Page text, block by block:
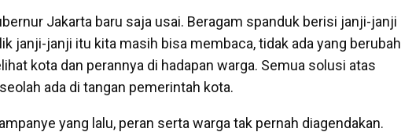
Jakarta baru saja usai. Beragam spanduk berisi janji-janji
janji-janji itu kita masih bisa membaca, tidak ada yang berubah
kota dan perannya di hadapan warga. Semua solusi atas
ada di tangan pemerintah kota.
yang lalu, peran serta warga tak pernah diagendakan.